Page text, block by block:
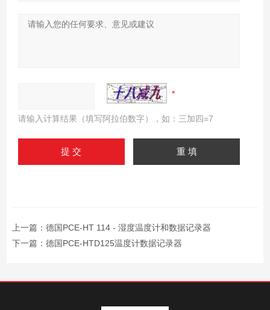
请输入计算结果（填写阿拉伯数字），如：三加四=7
上一篇： 德国PCE-HT 114 - 湿度温度计和数据记录器
下一篇： 德国PCE-HTD125温度计数据记录器